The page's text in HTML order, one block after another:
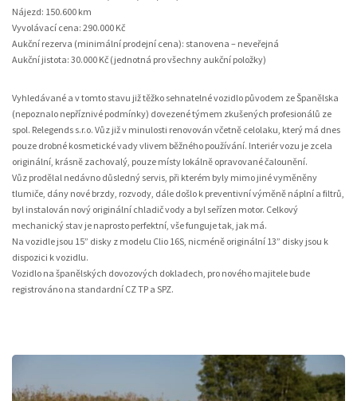
Nájezd: 150.600 km
Vyvolávací cena: 290.000 Kč
Aukční rezerva (minimální prodejní cena): stanovena – neveřejná
Aukční jistota: 30.000 Kč (jednotná pro všechny aukční položky)
Vyhledávané a v tomto stavu již těžko sehnatelné vozidlo původem ze Španělska
(nepoznalo nepříznivé podmínky) dovezené týmem zkušených profesionálů ze
spol. Relegends s.r.o. Vůz již v minulosti renovován včetně celolaku, který má dnes
pouze drobné kosmetické vady vlivem běžného používání. Interiér vozu je zcela
originální, krásně zachovalý, pouze místy lokálně opravované čalounění.
Vůz prodělal nedávno důsledný servis, při kterém byly mimo jiné vyměněny
tlumiče, dány nové brzdy, rozvody, dále došlo k preventivní výměně náplní a filtrů,
byl instalován nový originální chladič vody a byl seřízen motor. Celkový
mechanický stav je naprosto perfektní, vše funguje tak, jak má.
Na vozidle jsou 15” disky z modelu Clio 16S, nicméně originální 13” disky jsou k
dispozici k vozidlu.
Vozidlo na španělských dovozových dokladech, pro nového majitele bude
registrováno na standardní CZ TP a SPZ.